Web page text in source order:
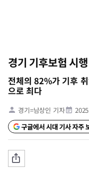
경기 기후보험 시
전체의 82%가 기후
으로 최다
경기=남상인 기자